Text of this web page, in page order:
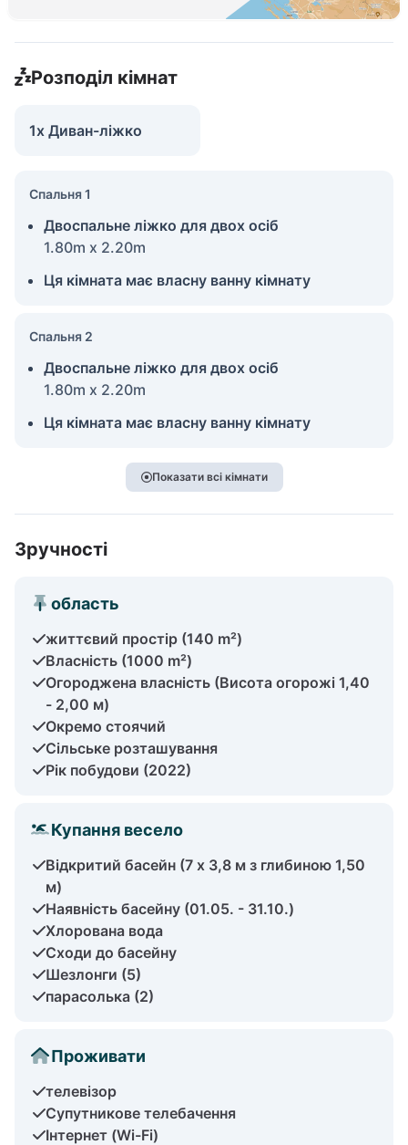
Розподіл кімнат
1x Диван-ліжко
Спальня 1
Двоспальне ліжко для двох осіб
1.80m x 2.20m
Ця кімната має власну ванну кімнату
Спальня 2
Двоспальне ліжко для двох осіб
1.80m x 2.20m
Ця кімната має власну ванну кімнату
Показати всі кімнати
Зручності
область
життєвий простір (140 m²)
Власність (1000 m²)
Огороджена власність (Висота огорожі 1,40
- 2,00 м)
Окремо стоячий
Сільське розташування
Рік побудови (2022)
Купання весело
Відкритий басейн (7 x 3,8 м з глибиною 1,50
м)
Наявність басейну (01.05. - 31.10.)
Хлорована вода
Сходи до басейну
Шезлонги (5)
парасолька (2)
Проживати
телевізор
Супутникове телебачення
Інтернет (Wi-Fi)